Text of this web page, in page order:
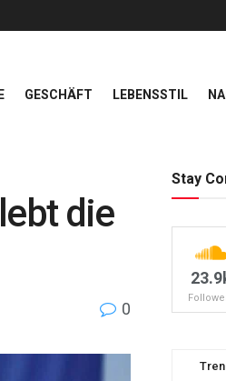
GESCHÄFT LEBENSSTIL
die
0
Stay